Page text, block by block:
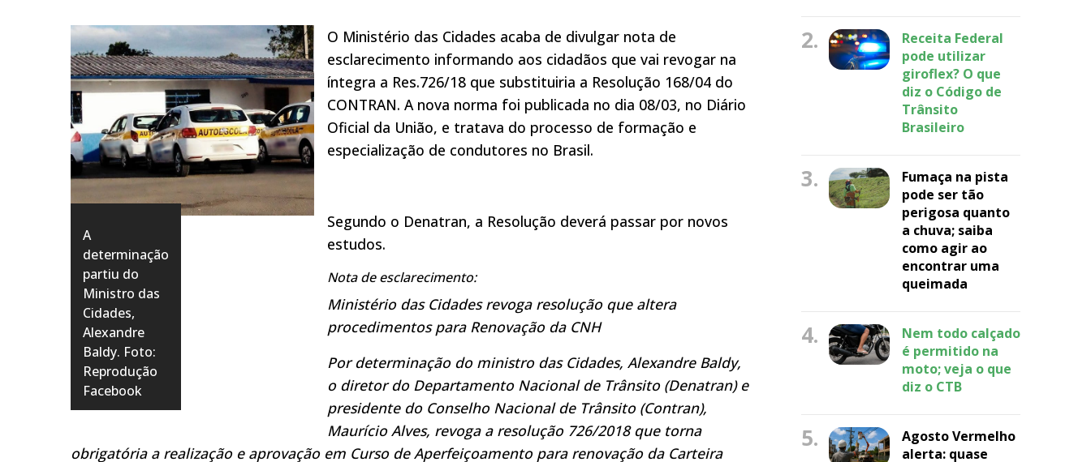
A
determinação
partiu do
Ministro das
Cidades,
Alexandre
Baldy. Foto:
Reprodução
Facebook
O Ministério das Cidades acaba de divulgar nota de
esclarecimento informando aos cidadãos que vai revogar na
íntegra a Res.726/18 que substituiria a Resolução 168/04 do
CONTRAN. A nova norma foi publicada no dia 08/03, no Diário
Oficial da União, e tratava do processo de formação e
especialização de condutores no Brasil.
Segundo o Denatran, a Resolução deverá passar por novos
estudos.
Nota de esclarecimento:
Ministério das Cidades revoga resolução que altera
procedimentos para Renovação da CNH
Por determinação do ministro das Cidades, Alexandre Baldy,
o diretor do Departamento Nacional de Trânsito (Denatran) e
presidente do Conselho Nacional de Trânsito (Contran),
Maurício Alves, revoga a resolução 726/2018 que torna
obrigatória a realização e aprovação em Curso de Aperfeiçoamento para renovação da Carteira
2.
Receita Federal
pode utilizar
giroflex? O que
diz o Código de
Trânsito
Brasileiro
3.
Fumaça na pista
pode ser tão
perigosa quanto
a chuva; saiba
como agir ao
encontrar uma
queimada
4.
Nem todo calçado
é permitido na
moto; veja o que
diz o CTB
5.
Agosto Vermelho
alerta: quase